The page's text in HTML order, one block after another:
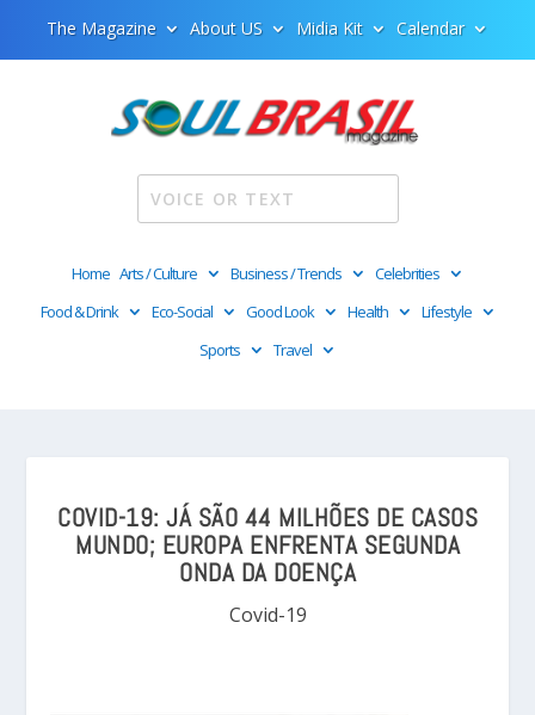
The Magazine About US Midia Kit Calendar
Home Arts / Culture Business / Trends
Celebrities
Food & Drink
Eco-Social Good Look Health
Lifestyle
Sports
Travel
COVID-19: JÁ SÃO 44 MILHÕES DE CASOS
MUNDO; EUROPA ENFRENTA SEGUNDA
ONDA DA DOENÇA
Covid-19